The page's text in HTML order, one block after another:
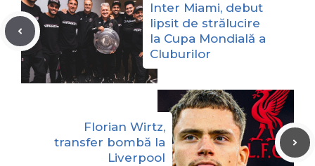
Inter Miami, debut
lipsit de strălucire
la Cupa Mondială a
Cluburilor
Florian Wirtz,
transfer bombă la
Liverpool